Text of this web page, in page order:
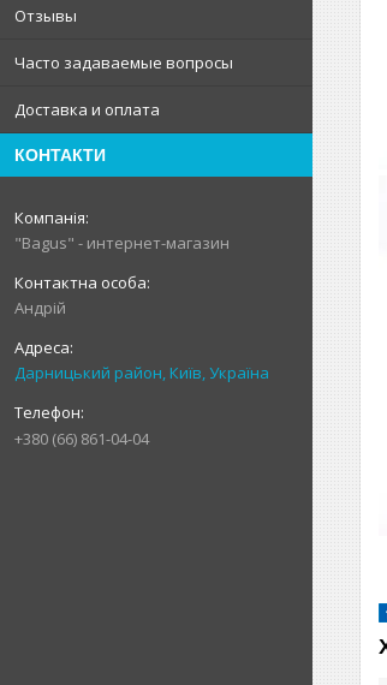
Отзывы
Часто задаваемые вопросы
Доставка и оплата
КОНТАКТИ
"Bagus" - интернет-магазин
Андрій
Дарницький район, Київ, Україна
+380 (66) 861-04-04